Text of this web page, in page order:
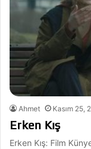
Ahmet Kasım 25,
Erken Kış
Erken Kış: Film